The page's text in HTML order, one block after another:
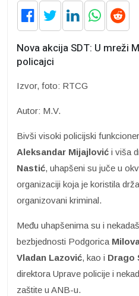
Nova akcija SDT: U mreži
policajci
Izvor, foto: RTCG
Autor: M.V.
Bivši visoki policijski
Aleksandar Mijajlović i viša
Nastić, uhapšeni su juče u
organizaciji koja je koristila
organizovani kriminal.
Među uhapšenima su i
bezbjednosti Podgorica
Vladan Lazović, kao i Drago
direktora Uprave policije i
zaštite u ANB-u.